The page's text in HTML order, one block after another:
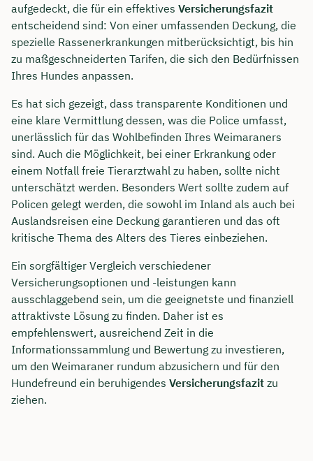
aufgedeckt, die für ein effektives Versicherungsfazit
entscheidend sind: Von einer umfassenden Deckung, die
spezielle Rassenerkrankungen mitberücksichtigt, bis hin
zu maßgeschneiderten Tarifen, die sich den Bedürfnissen
Ihres Hundes anpassen.
Es hat sich gezeigt, dass transparente Konditionen und
eine klare Vermittlung dessen, was die Police umfasst,
unerlässlich für das Wohlbefinden Ihres Weimaraners
sind. Auch die Möglichkeit, bei einer Erkrankung oder
einem Notfall freie Tierarztwahl zu haben, sollte nicht
unterschätzt werden. Besonders Wert sollte zudem auf
Policen gelegt werden, die sowohl im Inland als auch bei
Auslandsreisen eine Deckung garantieren und das oft
kritische Thema des Alters des Tieres einbeziehen.
Ein sorgfältiger Vergleich verschiedener
Versicherungsoptionen und -leistungen kann
ausschlaggebend sein, um die geeignetste und finanziell
attraktivste Lösung zu finden. Daher ist es
empfehlenswert, ausreichend Zeit in die
Informationssammlung und Bewertung zu investieren,
um den Weimaraner rundum abzusichern und für den
Hundefreund ein beruhigendes Versicherungsfazit zu
ziehen.